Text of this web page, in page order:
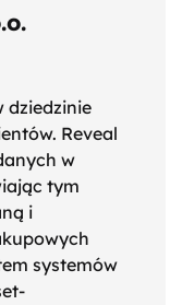
dziedzinie
Reveal
w
tym
i
systemów